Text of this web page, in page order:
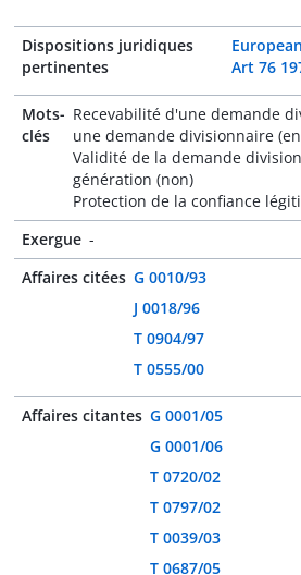
Dispositions juridiques
pertinentes
Art 76
Mots-
clés
Recevabilité d'une demande
une demande divisionnaire
Validité de la demande
génération (non)
Protection de la confiance
Exergue -
Affaires citées G 0010/93
J 0018/96
T 0904/97
T 0555/00
Affaires citantes G 0001/05
G 0001/06
T 0720/02
T 0797/02
T 0039/03
T 0687/05